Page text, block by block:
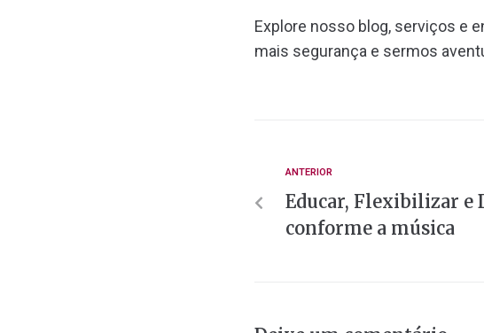
Explore nosso blog, serviços e
mais segurança e sermos
ANTERIOR
Educar, Flexibilizar e
conforme a música